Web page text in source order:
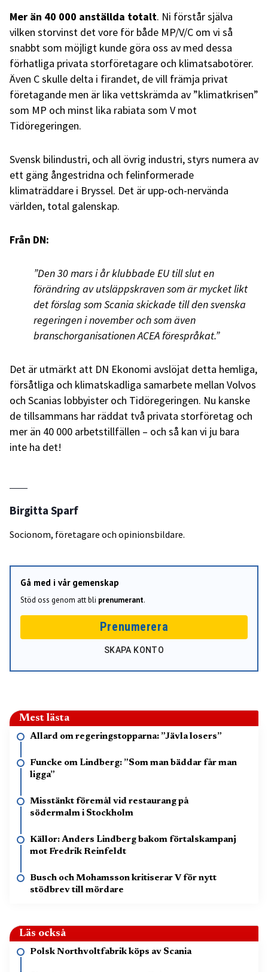
Mer än 40 000 anställda totalt. Ni förstår själva
vilken storvinst det vore för både MP/V/C om vi så
snabbt som möjligt kunde göra oss av med dessa
förhatliga privata storföretagare och klimatsabotörer.
Även C skulle delta i firandet, de vill främja privat
företagande men är lika vettskrämda av ”klimatkrisen”
som MP och minst lika rabiata som V mot
Tidöregeringen.
Svensk bilindustri, och all övrig industri, styrs numera av
ett gäng ångestridna och felinformerade
klimaträddare i Bryssel. Det är upp-och-nervända
världen, total galenskap.
Från DN:
”Den 30 mars i år klubbade EU till slut en
förändring av utsläppskraven som är mycket likt
det förslag som Scania skickade till den svenska
regeringen i november och som även
branschorganisationen ACEA förespråkat.”
Det är utmärkt att DN Ekonomi avslöjat detta hemliga,
försåtliga och klimatskadliga samarbete mellan Volvos
och Scanias lobbyister och Tidöregeringen. Nu kanske
de tillsammans har räddat två privata storföretag och
mer än 40 000 arbetstillfällen – och så kan vi ju bara
inte ha det!
Birgitta Sparf
Socionom, företagare och opinionsbildare.
Gå med i vår gemenskap
Stöd oss genom att bli prenumerant.
Prenumerera
SKAPA KONTO
Mest lästa
Allard om regeringstopparna: ”Jävla losers”
Funcke om Lindberg: ”Som man bäddar får man
ligga”
Misstänkt föremål vid restaurang på
södermalm i Stockholm
Källor: Anders Lindberg bakom förtalskampanj
mot Fredrik Reinfeldt
Busch och Mohamsson kritiserar V för nytt
stödbrev till mördare
Läs också
Polsk Northvoltfabrik köps av Scania